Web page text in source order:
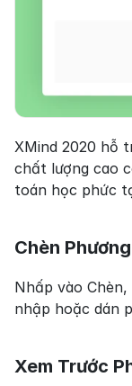
XMind 2020 hỗ
chất lượng cao
toán học phức
Chèn
Nhấp vào
nhập hoặc dán
Xem Trước